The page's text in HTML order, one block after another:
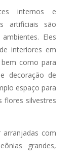
internos e
artificiais são
Eles
interiores em
como para
decoração de
espaço para
flores silvestres
arranjadas com
grandes,